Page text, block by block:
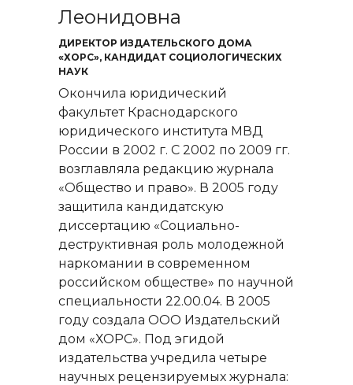
Леонидовна
Окончила юридический
факультет Краснодарского
юридического института МВД
России в 2002 г. С 2002 по 2009 гг.
возглавляла редакцию журнала
«Общество и право». В 2005 году
защитила кандидатскую
диссертацию «Социально-
деструктивная роль молодежной
наркомании в современном
российском обществе» по научной
специальности 22.00.04. В 2005
году создала ООО Издательский
дом «ХОРС». Под эгидой
издательства учредила четыре
научных рецензируемых журнала:
ДИРЕКТОР ИЗДАТЕЛЬСКОГО ДОМА
«ХОРС», КАНДИДАТ СОЦИОЛОГИЧЕСКИХ
НАУК